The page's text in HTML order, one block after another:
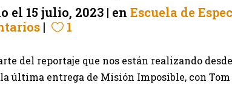
el 15 julio, 2023 en Escuela de
1
del reportaje que nos están realizando
última entrega de Misión Imposible, con